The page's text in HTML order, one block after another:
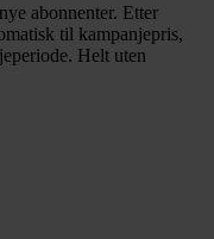
abonnenter. Etter
til kampanjepris,
Helt uten